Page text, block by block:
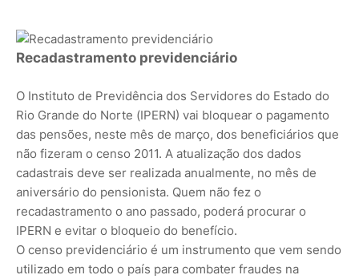
Recadastramento previdenciário
O Instituto de Previdência dos Servidores do Estado do
Rio Grande do Norte (IPERN) vai bloquear o pagamento
das pensões, neste mês de março, dos beneficiários que
não fizeram o censo 2011. A atualização dos dados
cadastrais deve ser realizada anualmente, no mês de
aniversário do pensionista. Quem não fez o
recadastramento o ano passado, poderá procurar o
IPERN e evitar o bloqueio do benefício.
O censo previdenciário é um instrumento que vem sendo
utilizado em todo o país para combater fraudes na